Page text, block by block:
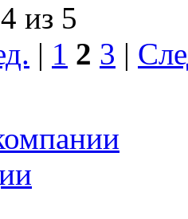
из 5
| 1 2 3 |